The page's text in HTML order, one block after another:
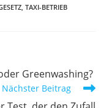
TAXI-BETRIEB
Greenwashing?
Nächster Beitrag